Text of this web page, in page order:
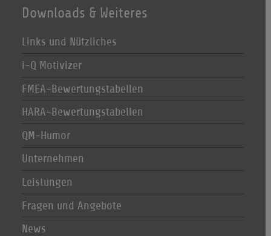
Downloads & Weiteres
Links und Nützliches
i-Q Motivizer
FMEA-Bewertungstabellen
HARA-Bewertungstabellen
QM-Humor
Unternehmen
Leistungen
Fragen und Angebote
News